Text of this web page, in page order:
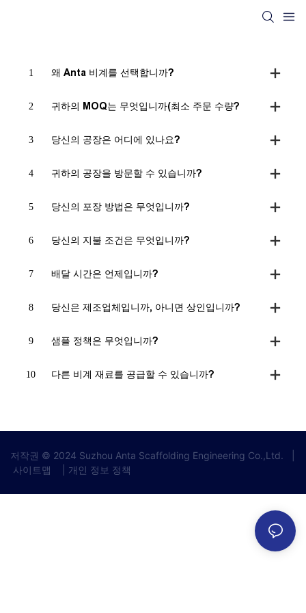
1 왜 Anta 비계를 선택합니까?
2 귀하의 MOQ는 무엇입니까(최소 주문 수량?
3 당신의 공장은 어디에 있나요?
4 귀하의 공장을 방문할 수 있습니까?
5 당신의 포장 방법은 무엇입니까?
6 당신의 지불 조건은 무엇입니까?
7 배달 시간은 언제입니까?
8 당신은 제조업체입니까, 아니면 상인입니까?
9 샘플 정책은 무엇입니까?
10 다른 비계 재료를 공급할 수 있습니까?
저작권 © 2024 Suzhou Anta Scaffolding Engineering Co.,Ltd.
사이트맵
개인 정보 정책